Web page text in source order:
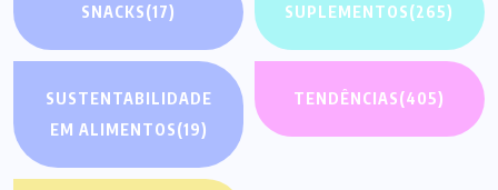
SNACKS(17) SUPLEMENTOS(265)
SUSTENTABILIDADE
EM ALIMENTOS(19)
TENDÊNCIAS(405)